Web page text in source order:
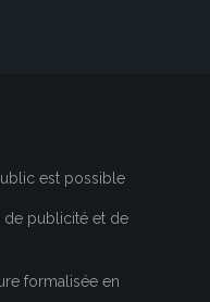
est possible
de publicité et de
formalisée en